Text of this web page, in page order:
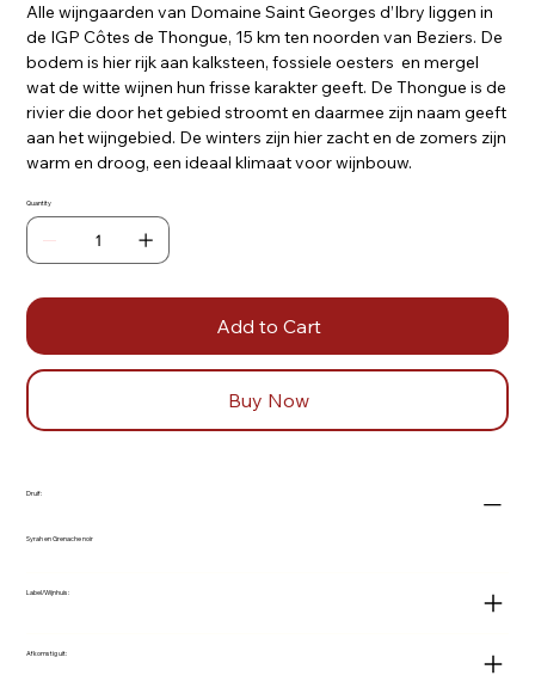
Alle wijngaarden van Domaine Saint Georges d’Ibry liggen in
de IGP Côtes de Thongue, 15 km ten noorden van Beziers. De
bodem is hier rijk aan kalksteen, fossiele oesters en mergel
wat de witte wijnen hun frisse karakter geeft. De Thongue is de
rivier die door het gebied stroomt en daarmee zijn naam geeft
aan het wijngebied. De winters zijn hier zacht en de zomers zijn
warm en droog, een ideaal klimaat voor wijnbouw.
Quantity
Add to Cart
Buy Now
Druif:
Syrah en Grenache noir
Label/Wijnhuis:
Afkomstig uit: